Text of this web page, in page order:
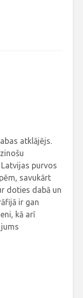
atklājējs.
purvos
savukārt
doties dabā un
ir gan
kā arī